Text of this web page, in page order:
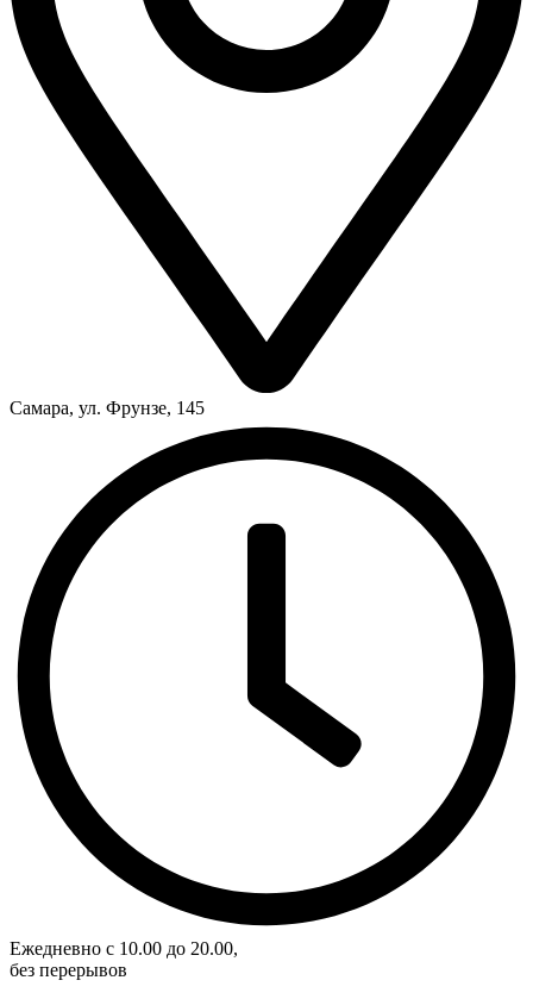
Самара, ул. Фрунзе, 145
Eжедневно с 10.00 до 20.00,
без перерывов